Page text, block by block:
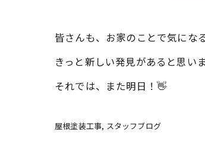
皆さんも、お家のことで気にな
きっと新しい発見があると思い
それでは、また明日！👋
屋根塗装工事 スタッフブログ